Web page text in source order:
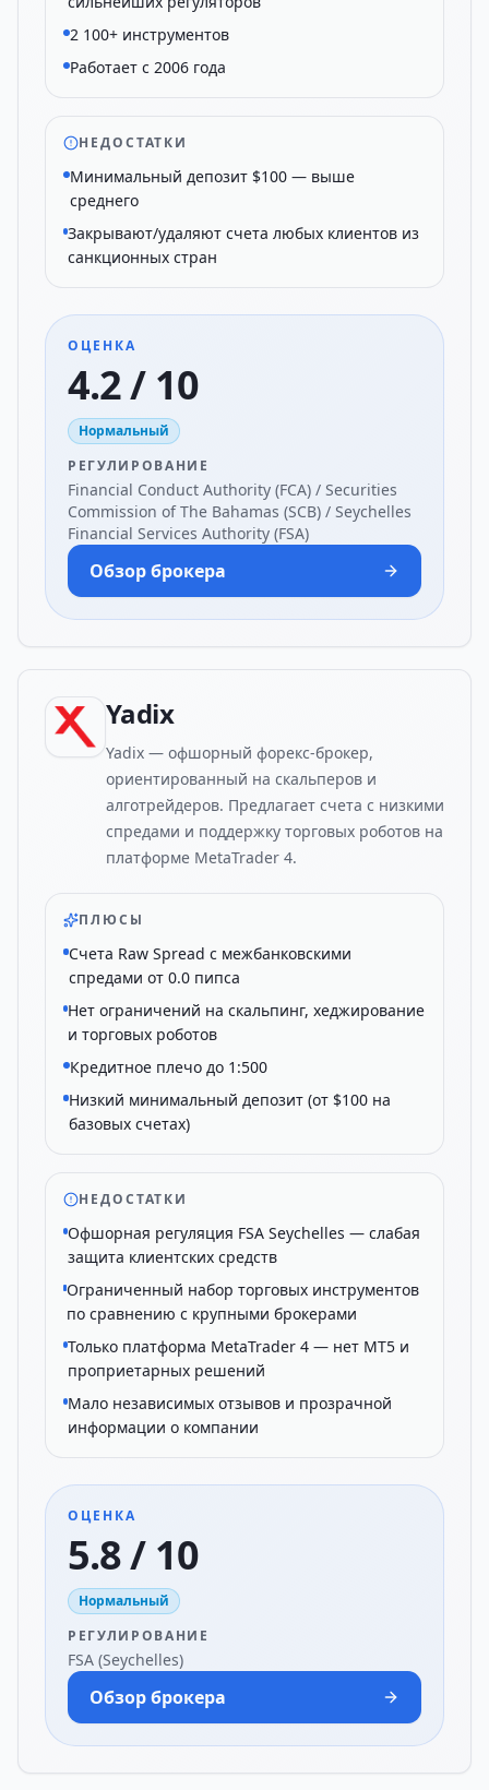
2 100+ инструментов
Работает с 2006 года
НЕДОСТАТКИ
Минимальный депозит $100 — выше
среднего
Закрывают/удаляют счета любых клиентов из
санкционных стран
ОЦЕНКА
4.2 / 10
Нормальный
РЕГУЛИРОВАНИЕ
Financial Conduct Authority (FCA) / Securities
Commission of The Bahamas (SCB) / Seychelles
Financial Services Authority (FSA)
Обзор брокера
Yadix
Yadix — офшорный форекс-брокер,
ориентированный на скальперов и
алготрейдеров. Предлагает счета с низкими
спредами и поддержку торговых роботов на
платформе MetaTrader 4.
ПЛЮСЫ
Счета Raw Spread с межбанковскими
спредами от 0.0 пипса
Нет ограничений на скальпинг, хеджирование
и торговых роботов
Кредитное плечо до 1:500
Низкий минимальный депозит (от $100 на
базовых счетах)
НЕДОСТАТКИ
Офшорная регуляция FSA Seychelles — слабая
защита клиентских средств
Ограниченный набор торговых инструментов
по сравнению с крупными брокерами
Только платформа MetaTrader 4 — нет MT5 и
проприетарных решений
Мало независимых отзывов и прозрачной
информации о компании
ОЦЕНКА
5.8 / 10
Нормальный
РЕГУЛИРОВАНИЕ
FSA (Seychelles)
Обзор брокера